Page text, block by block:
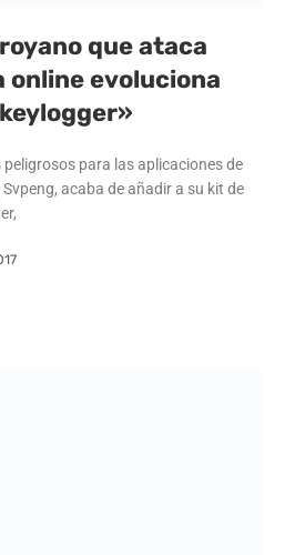
que ataca
online evoluciona
para las aplicaciones de
acaba de añadir a su kit de